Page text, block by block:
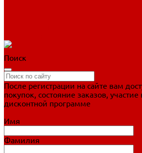
Поиск
После регистрации на сайте вам
покупок, состояние заказов, участие
дисконтной программе
Имя
Фамилия